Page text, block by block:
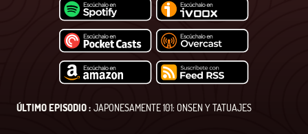
ÚLTIMO EPISODIO : JAPONESAMENTE 101: ONSEN Y TATUAJES